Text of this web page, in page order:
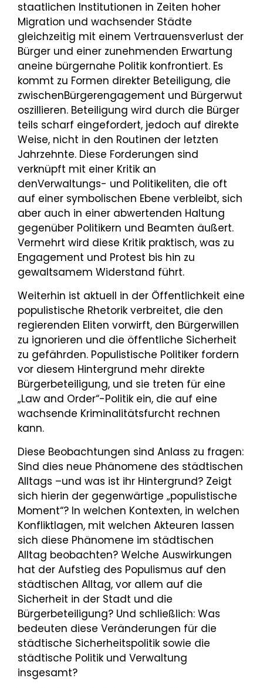
staatlichen Institutionen in Zeiten hoher
Migration und wachsender Städte
gleichzeitig mit einem Vertrauensverlust der
Bürger und einer zunehmenden Erwartung
aneine bürgernahe Politik konfrontiert. Es
kommt zu Formen direkter Beteiligung, die
zwischenBürgerengagement und Bürgerwut
oszillieren. Beteiligung wird durch die Bürger
teils scharf eingefordert, jedoch auf direkte
Weise, nicht in den Routinen der letzten
Jahrzehnte. Diese Forderungen sind
verknüpft mit einer Kritik an
denVerwaltungs- und Politikeliten, die oft
auf einer symbolischen Ebene verbleibt, sich
aber auch in einer abwertenden Haltung
gegenüber Politikern und Beamten äußert.
Vermehrt wird diese Kritik praktisch, was zu
Engagement und Protest bis hin zu
gewaltsamem Widerstand führt.
Weiterhin ist aktuell in der Öffentlichkeit eine
populistische Rhetorik verbreitet, die den
regierenden Eliten vorwirft, den Bürgerwillen
zu ignorieren und die öffentliche Sicherheit
zu gefährden. Populistische Politiker fordern
vor diesem Hintergrund mehr direkte
Bürgerbeteiligung, und sie treten für eine
„Law and Order“-Politik ein, die auf eine
wachsende Kriminalitätsfurcht rechnen
kann.
Diese Beobachtungen sind Anlass zu fragen:
Sind dies neue Phänomene des städtischen
Alltags –und was ist ihr Hintergrund? Zeigt
sich hierin der gegenwärtige „populistische
Moment“? In welchen Kontexten, in welchen
Konfliktlagen, mit welchen Akteuren lassen
sich diese Phänomene im städtischen
Alltag beobachten? Welche Auswirkungen
hat der Aufstieg des Populismus auf den
städtischen Alltag, vor allem auf die
Sicherheit in der Stadt und die
Bürgerbeteiligung? Und schließlich: Was
bedeuten diese Veränderungen für die
städtische Sicherheitspolitik sowie die
städtische Politik und Verwaltung
insgesamt?